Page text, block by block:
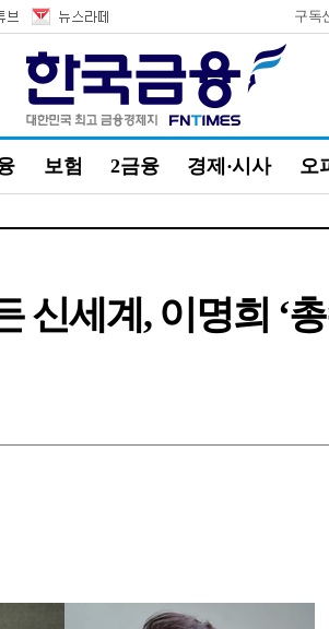
구독
보험 2금융 경제·시사 오
세계, 이명희 ‘총